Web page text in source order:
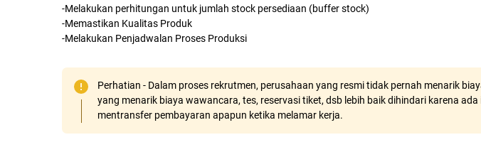
-Melakukan perhitungan untuk jumlah stock persediaan (buffer stock)
-Memastikan Kualitas Produk
-Melakukan Penjadwalan Proses Produksi
Perhatian - Dalam proses rekrutmen, perusahaan yang resmi tidak pernah menarik
yang menarik biaya wawancara, tes, reservasi tiket, dsb lebih baik dihindari karena
mentransfer pembayaran apapun ketika melamar kerja.